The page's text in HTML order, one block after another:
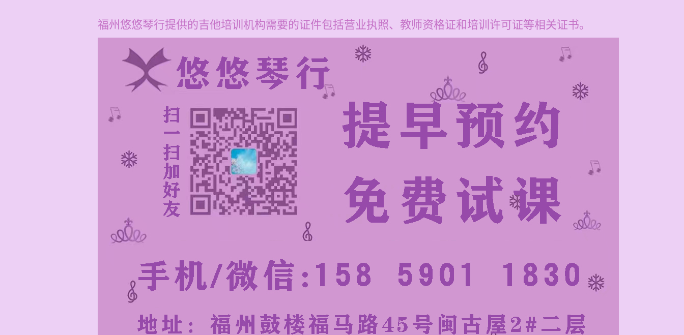
福州悠悠琴行提供的吉他培训机构需要的证件包括营业执照、教师资格证和培训许可证等相关证书。